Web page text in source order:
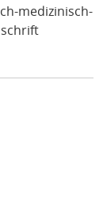
medizinisch-